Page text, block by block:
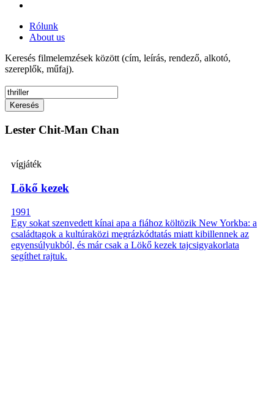
Rólunk
About us
Keresés filmelemzések között (cím, leírás, rendező, alkotó,
szereplők, műfaj).
Keresés
Lester Chit-Man Chan
vígjáték
Lökő kezek
1991
Egy sokat szenvedett kínai apa a fiához költözik New Yorkba: a
családtagok a kultúraközi megrázkódtatás miatt kibillennek az
egyensúlyukból, és már csak a Lökő kezek tajcsigyakorlata
segíthet rajtuk.